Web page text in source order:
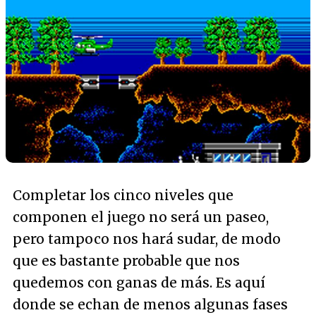
Completar los cinco niveles que
componen el juego no será un paseo,
pero tampoco nos hará sudar, de modo
que es bastante probable que nos
quedemos con ganas de más. Es aquí
donde se echan de menos algunas fases